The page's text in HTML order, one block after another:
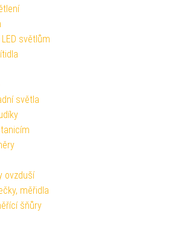
světlům
světla
ovzduší
měřidla
šňůry